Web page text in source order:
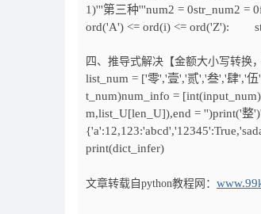
1)'''第三种'''num2 = 0str_num2
ord('A') <= ord(i) <= ord('Z'):
四、推导式解决【金额大小写转换
list_num = ['零','壹','贰','叁','肆','
t_num)num_info =
m,list_U[len_U]),end = '')print('
print(dict_infer)
文章转载自python教程网：